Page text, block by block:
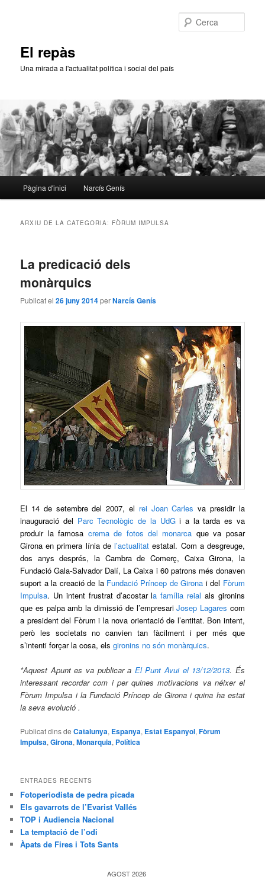
El repàs
Una mirada a l'actualitat política i social del país
principal
Pàgina d'inici Narcís Genís
ARXIU DE LA CATEGORIA: FÒRUM IMPULSA
La predicació dels
monàrquics
Publicat el26 juny 2014perNarcís Genís
El 14 de setembre del 2007, el rei Joan Carles va presidir la
inauguració del Parc Tecnològic de la UdGi a la tarda es va
produir la famosa crema de fotos del monarca que va posar
Girona en primera línia del’actualitatestatal. Com a desgreuge,
dos anys després, la Cambra de Comerç, Caixa Girona, la
Fundació Gala-Salvador Dalí, La Caixa i 60 patrons més donaven
suport a la creació de la Fundació Príncep de Girona i del Fòrum
Impulsa. Un intent frustrat d’acostar la família reial als gironins
que es palpa amb la dimissió de l’empresariJosep Lagares com
a president del Fòrum i la nova orientació de l’entitat. Bon intent,
però les societats no canvien tan fàcilment i per més que
s’intenti forçar la cosa, elsgironins no són monàrquics.
*Aquest Apunt es va publicar a El Punt Avui el 13/12/2013. És
interessant recordar com i per quines motivacions va néixer el
Fòrum Impulsa i la Fundació Príncep de Girona i quina ha estat
la seva evolució .
Publicat dins de Catalunya, Espanya, Estat Espanyol,Fòrum
Impulsa,Girona,Monarquia, Política
ENTRADES RECENTS
Fotoperiodista de pedra picada
Els gavarrots de l’Evarist Vallés
TOP i Audiencia Nacional
La temptació de l’odi
Àpats de Fires i Tots Sants
AGOST 2026